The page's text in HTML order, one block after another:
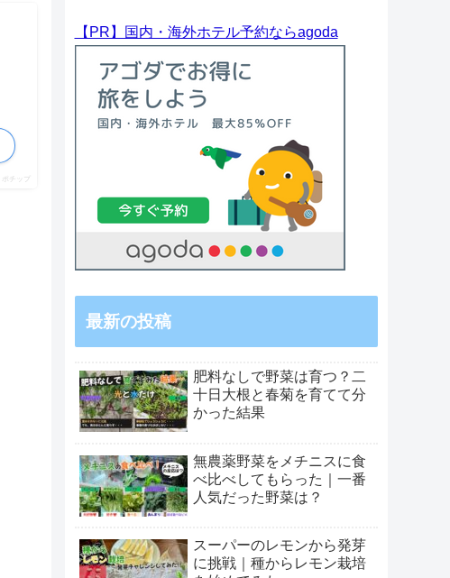
ポチップ
【PR】国内・海外ホテル予約ならagoda
最新の投稿
肥料なしで野菜は育つ？二
十日大根と春菊を育てて分
かった結果
無農薬野菜をメチニスに食
べ比べしてもらった｜一番
人気だった野菜は？
スーパーのレモンから発芽
に挑戦｜種からレモン栽培